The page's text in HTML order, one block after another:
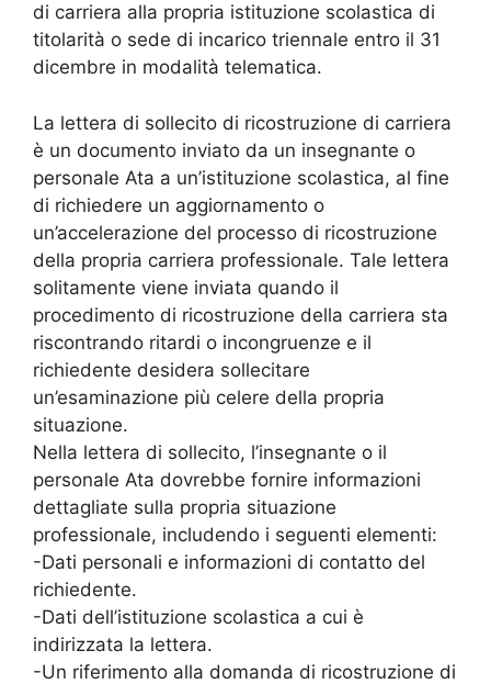
di carriera alla propria istituzione scolastica di
titolarità o sede di incarico triennale entro il 31
dicembre in modalità telematica.
La lettera di sollecito di ricostruzione di carriera
è un documento inviato da un insegnante o
personale Ata a un’istituzione scolastica, al fine
di richiedere un aggiornamento o
un’accelerazione del processo di ricostruzione
della propria carriera professionale. Tale lettera
solitamente viene inviata quando il
procedimento di ricostruzione della carriera sta
riscontrando ritardi o incongruenze e il
richiedente desidera sollecitare
un’esaminazione più celere della propria
situazione.
Nella lettera di sollecito, l’insegnante o il
personale Ata dovrebbe fornire informazioni
dettagliate sulla propria situazione
professionale, includendo i seguenti elementi:
-Dati personali e informazioni di contatto del
richiedente.
-Dati dell’istituzione scolastica a cui è
indirizzata la lettera.
-Un riferimento alla domanda di ricostruzione di